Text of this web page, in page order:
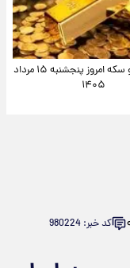
قیمت طلا و سکه امروز پنجشنبه ۱۵ مرداد
۱۴۰۵
کد خبر: 980224